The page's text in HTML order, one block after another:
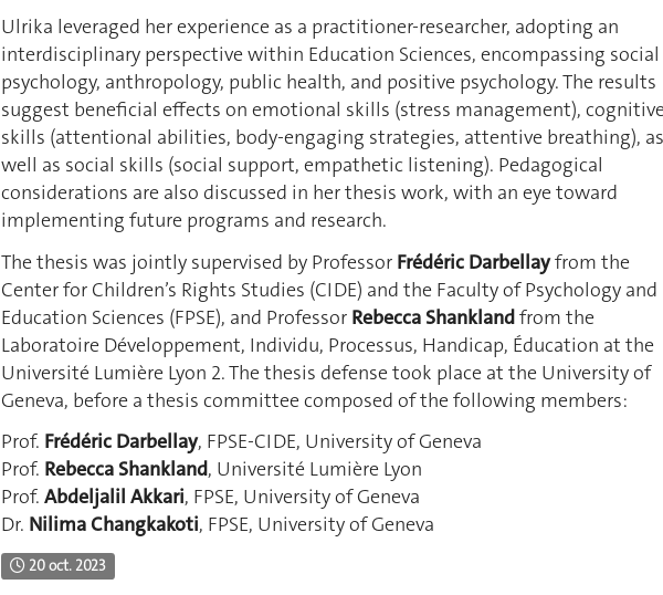
Ulrika leveraged her experience as a practitioner-researcher, adopting an
interdisciplinary perspective within Education Sciences, encompassing social
psychology, anthropology, public health, and positive psychology. The results
suggest beneficial effects on emotional skills (stress management),
skills (attentional abilities, body-engaging strategies, attentive breathing), as
well as social skills (social support, empathetic listening). Pedagogical
considerations are also discussed in her thesis work, with an eye toward
implementing future programs and research.
The thesis was jointly supervised by Professor Frédéric Darbellayfrom the
Center for Children’s Rights Studies (CIDE) and the Faculty of Psychology and
Education Sciences (FPSE), and Professor Rebecca Shanklandfrom the
Laboratoire Développement, Individu, Processus, Handicap, Éducation at the
Université Lumière Lyon 2. The thesis defense took place at the University of
Geneva, before a thesis committee composed of the following members:
Prof. Frédéric Darbellay, FPSE-CIDE, University of Geneva
Prof. Rebecca Shankland, Université Lumière Lyon
Prof. Abdeljalil Akkari, FPSE, University of Geneva
Dr. Nilima Changkakoti, FPSE, University of Geneva
20 oct. 2023